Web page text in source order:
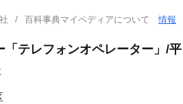
百科事典マイペディアについて情報
「テレフォンオペレーター」/